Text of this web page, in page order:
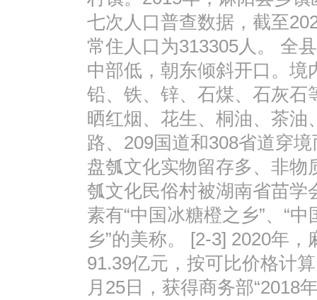
七次人口普查数据，截至
常住人口为313305人。 全
中部低，朝东倾斜开口。境
铅、铁、锌、石煤、石灰石
晒红烟、花生、桐油、茶
路、209国道和308省道穿
盘瓠文化实物留存多、非物
瓠文化民俗村被湖南省苗学
素有“中国冰糖橙之乡”、“
乡”的美称。 [2-3] 2020年
91.39亿元，按可比价格计
月25日，获得商务部“2018